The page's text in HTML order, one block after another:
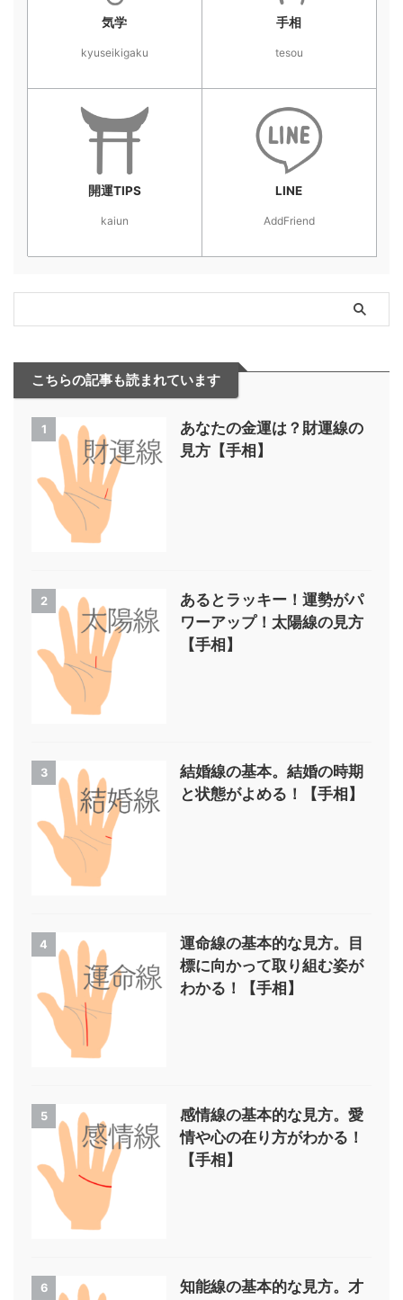
気学
kyuseikigaku
手相
tesou
開運TIPS
kaiun
LINE
AddFriend
こちらの記事も読まれています
1
あなたの金運は？財運線の
見方【手相】
2
あるとラッキー！運勢がパ
ワーアップ！太陽線の見方
【手相】
3
結婚線の基本。結婚の時期
と状態がよめる！【手相】
4
運命線の基本的な見方。目
標に向かって取り組む姿が
わかる！【手相】
5
感情線の基本的な見方。愛
情や心の在り方がわかる！
【手相】
6
知能線の基本的な見方。才